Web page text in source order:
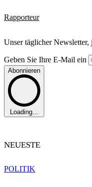
Rapporteur
Unser täglicher
Geben Sie Ihre E-Mail ein
Abonnieren
Loading...
NEUESTE
POLITIK